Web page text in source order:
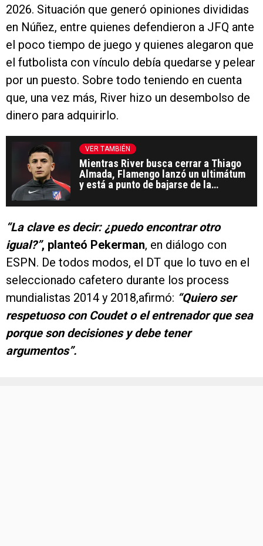
2026. Situación que generó opiniones divididas
en Núñez, entre quienes defendieron a JFQ ante
el poco tiempo de juego y quienes alegaron que
el futbolista con vínculo debía quedarse y pelear
por un puesto. Sobre todo teniendo en cuenta
que, una vez más, River hizo un desembolso de
dinero para adquirirlo.
VER TAMBIÉN
Mientras River busca cerrar a Thiago
Almada, Flamengo lanzó un ultimátum
y está a punto de bajarse de la
“La clave es decir: ¿puedo encontrar otro
igual?”, planteó Pekerman, en diálogo con
ESPN. De todos modos, el DT que lo tuvo en el
seleccionado cafetero durante los process
mundialistas 2014 y 2018,afirmó: “Quiero ser
respetuoso con Coudet o el entrenador que sea
porque son decisiones y debe tener
argumentos”.